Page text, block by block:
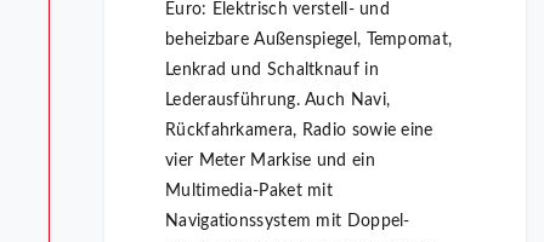
Euro: Elektrisch verstell- und
beheizbare Außenspiegel, Tempomat,
Lenkrad und Schaltknauf in
Lederausführung. Auch Navi,
Rückfahrkamera, Radio sowie eine
vier Meter Markise und ein
Multimedia-Paket mit
Navigationssystem mit Doppel-